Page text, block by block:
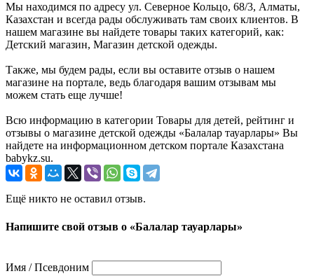
Мы находимся по адресу ул. Северное Кольцо, 68/3, Алматы,
Казахстан и всегда рады обслуживать там своих клиентов. В
нашем магазине вы найдете товары таких категорий, как:
Детский магазин, Магазин детской одежды.
Также, мы будем рады, если вы оставите отзыв о нашем
магазине на портале, ведь благодаря вашим отзывам мы
можем стать еще лучше!
Всю информацию в категории Товары для детей, рейтинг и
отзывы о магазине детской одежды «Балалар тауарлары» Вы
найдете на информационном детском портале Казахстана
babykz.su.
Ещё никто не оставил отзыв.
Напишите свой отзыв о «Балалар тауарлары»
Имя / Псевдоним